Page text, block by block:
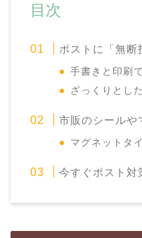
目次
ポストに「無断
手書きと印刷
ざっくりとし
市販のシールや
マグネットタ
今すぐポスト対